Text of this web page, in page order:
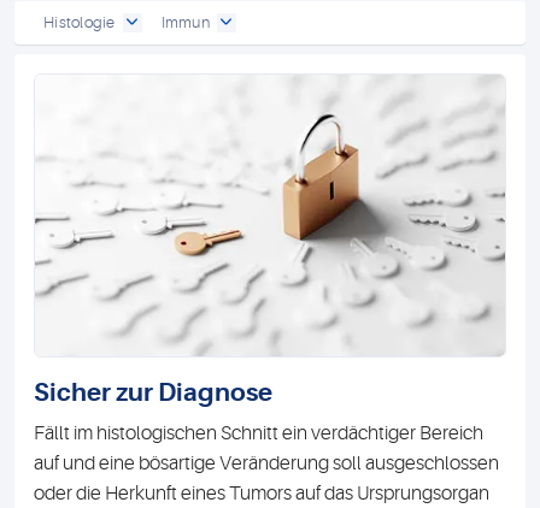
Histologie Immun
Sicher zur Diagnose
Fällt im histologischen Schnitt ein verdächtiger Bereich
auf und eine bösartige Veränderung soll ausgeschlossen
oder die Herkunft eines Tumors auf das Ursprungsorgan